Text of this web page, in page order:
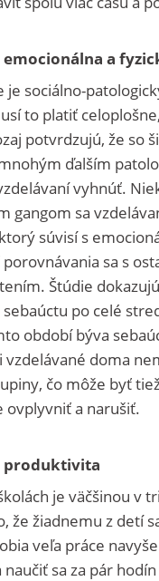
emocionálna a
je sociálno-
to platiť
potvrdzujú, že so
ďalším
vyhnúť.
gangom sa
súvisí s
sa s
Štúdie
po celé
období býva
vzdelávané doma
čo môže byť
ovplyvniť a narušiť.
produktivita
je väčšinou v
že žiadnemu z detí
veľa práce
naučiť sa za pár